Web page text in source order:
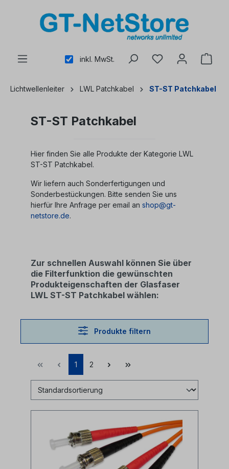
inkl. MwSt.
Lichtwellenleiter LWL Patchkabel ST-ST Patchkabel
ST-ST Patchkabel
Hier finden Sie alle Produkte der Kategorie LWL
ST-ST Patchkabel.
Wir liefern auch Sonderfertigungen und
Sonderbestückungen. Bitte senden Sie uns
hierfür Ihre Anfrage per email an shop@gt-
netstore.de.
Zur schnellen Auswahl können Sie über
die Filterfunktion die gewünschten
Produkteigenschaften der Glasfaser
LWL ST-ST Patchkabel wählen:
Produkte filtern
1 2